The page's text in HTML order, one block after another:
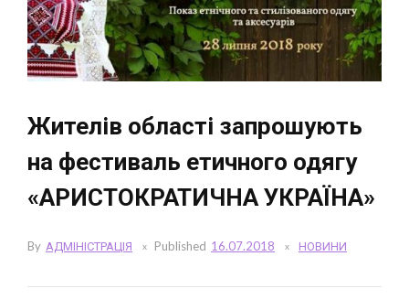
Жителів області запрошують
на фестиваль етичного одягу
«АРИСТОКРАТИЧНА УКРАЇНА»
By АДМІНІСТРАЦІЯ Published 16.07.2018 НОВИНИ